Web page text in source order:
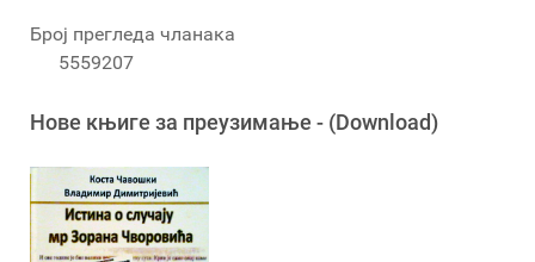
Број прегледа чланака
5559207
Новe књигe за преузимање - (Download)